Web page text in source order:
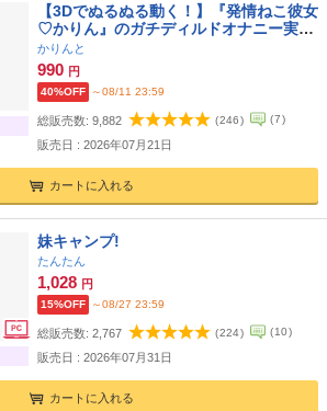
【3Dでぬるぬる動く！】『発情ねこ彼女
♡かりん』のガチディルドオナニー実演
♡Ciーenフォロワー数20万人間近配信
者の生おまんこASMR♡【0721の日】
かりんと
990 円
40%OFF ～08/11 23:59
総販売数: 9,882 (246) (7)
販売日 : 2026年07月21日
カートに入れる
妹キャンプ!
たんたん
1,028 円
15%OFF ～08/27 23:59
総販売数: 2,767 (224) (10)
販売日 : 2026年07月31日
カートに入れる